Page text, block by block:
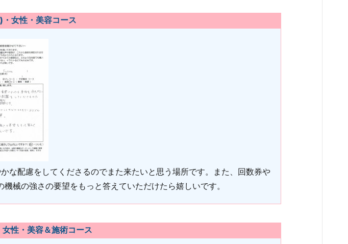
女性・美容コース
な配慮をしてくださるのでまた来たいと思う場所です。また、回数券や
械の強さの要望をもっと答えていただけたら嬉しいです。
性・美容＆施術コース